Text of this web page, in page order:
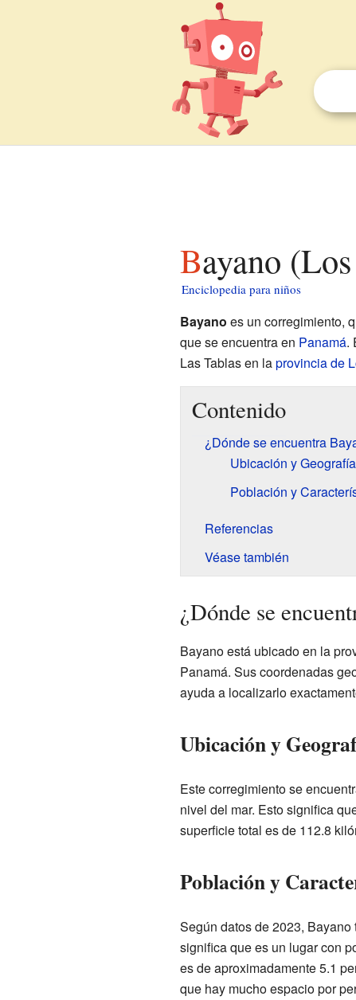
Bayano
Enciclopedia para niños
Bayano es un corregimiento,
que se encuentra en Panamá.
Las Tablas en laprovincia de
Contenido
¿Dónde se encuentra
Ubicación y Geografía
Población y
Referencias
Véase también
¿Dónde se
Bayano está ubicado en la
Panamá. Sus coordenadas
ayuda a localizarlo
Ubicación y
Este corregimiento se
nivel del mar. Esto significa
superficie total es de 112.8
Población y
Según datos de 2023,
significa que es un lugar con
es de aproximadamente 5.1
que hay mucho espacio por